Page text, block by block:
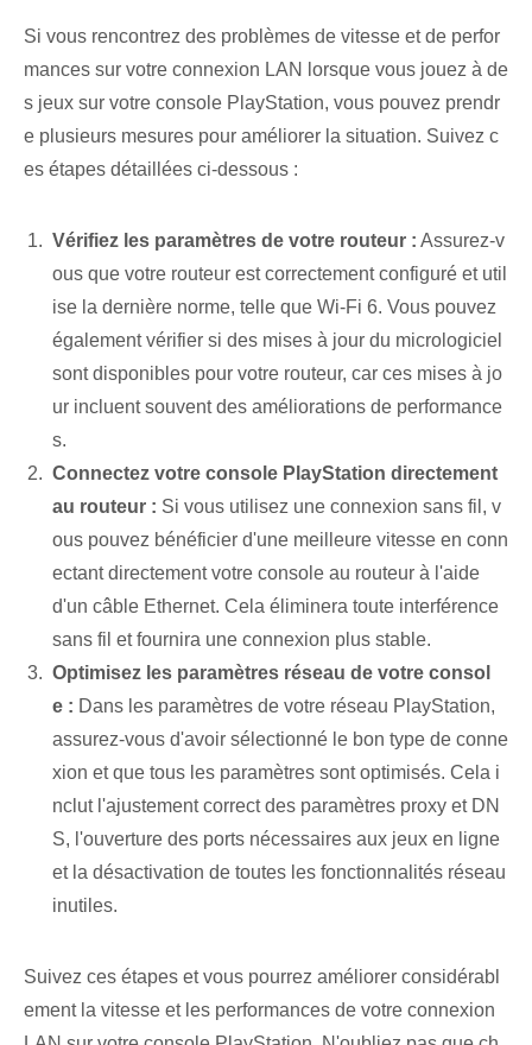
Si vous rencontrez des problèmes de vitesse et de perfor
mances sur votre connexion LAN lorsque vous jouez à de
s jeux sur votre console PlayStation, vous pouvez prendr
e plusieurs mesures pour améliorer la situation. Suivez c
es étapes détaillées ci-dessous :
Vérifiez les paramètres de votre routeur : Assurez-v
ous que votre routeur est correctement configuré et util
ise la dernière norme, telle que Wi-Fi 6. Vous pouvez
également vérifier si des mises à jour du micrologiciel
sont disponibles pour votre routeur, car ces mises à jo
ur incluent souvent des améliorations de performance
s.
Connectez votre console PlayStation directement
au routeur : Si vous utilisez une connexion sans fil, v
ous pouvez bénéficier d'une meilleure vitesse en conn
ectant directement votre console au routeur à l'aide
d'un câble Ethernet. Cela éliminera toute interférence
sans fil et fournira une connexion plus stable.
Optimisez les paramètres réseau de votre consol
e : Dans les paramètres de votre réseau PlayStation,
assurez-vous d'avoir sélectionné le bon type de conne
xion et que tous les paramètres sont optimisés. Cela i
nclut l'ajustement correct des paramètres proxy et DN
S, l'ouverture des ports nécessaires aux jeux en ligne
et la désactivation de toutes les fonctionnalités réseau
inutiles.
Suivez ces étapes et vous pourrez améliorer considérabl
ement la vitesse et les performances de votre connexion